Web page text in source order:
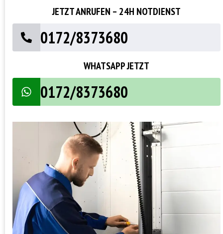
JETZT ANRUFEN – 24H NOTDIENST
0172/8373680
WHATSAPP JETZT
0172/8373680